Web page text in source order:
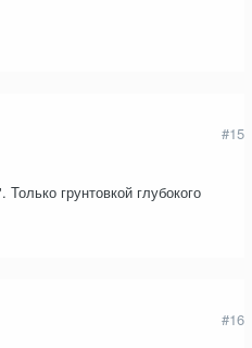
#15
грунтовкой глубокого
#16